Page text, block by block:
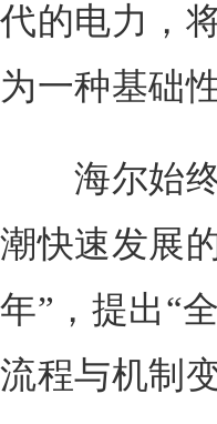
代的电力，
为一种基础
海尔始终
潮快速发展
年”，提出“
流程与机制